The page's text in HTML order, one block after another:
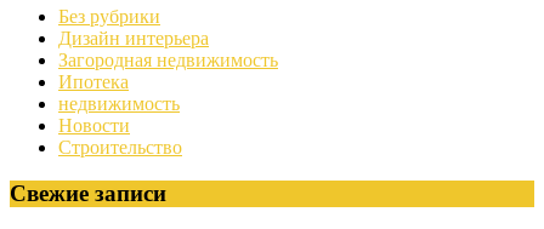
Без рубрики
Дизайн интерьера
Загородная недвижимость
Ипотека
недвижимость
Новости
Строительство
Свежие записи